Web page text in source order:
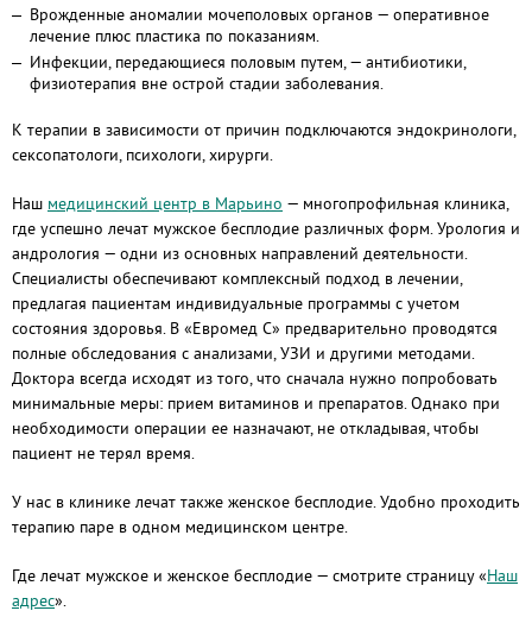
Врожденные аномалии мочеполовых органов — оперативное
лечение плюс пластика по показаниям.
Инфекции, передающиеся половым путем, — антибиотики,
физиотерапия вне острой стадии заболевания.
К терапии в зависимости от причин подключаются эндокринологи,
сексопатологи, психологи, хирурги.
Наш медицинский центр в Марьино — многопрофильная клиника,
где успешно лечат мужское бесплодие различных форм. Урология и
андрология — одни из основных направлений деятельности.
Специалисты обеспечивают комплексный подход в лечении,
предлагая пациентам индивидуальные программы с учетом
состояния здоровья. В «Евромед С» предварительно проводятся
полные обследования с анализами, УЗИ и другими методами.
Доктора всегда исходят из того, что сначала нужно попробовать
минимальные меры: прием витаминов и препаратов. Однако при
необходимости операции ее назначают, не откладывая, чтобы
пациент не терял время.
У нас в клинике лечат также женское бесплодие. Удобно проходить
терапию паре в одном медицинском центре.
Где лечат мужское и женское бесплодие — смотрите страницу «Наш
адрес».